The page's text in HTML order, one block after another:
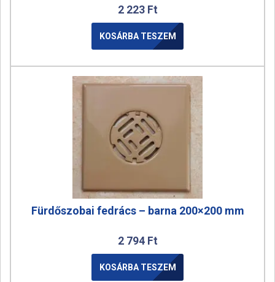
2 223 Ft
KOSÁRBA TESZEM
Fürdőszobai fedrács – barna 200×200 mm
2 794 Ft
KOSÁRBA TESZEM